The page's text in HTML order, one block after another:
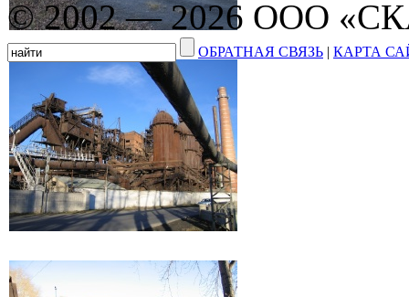
© 2002 — 2026 ООО
ОБРАТНАЯ СВЯЗЬ | КАРТА